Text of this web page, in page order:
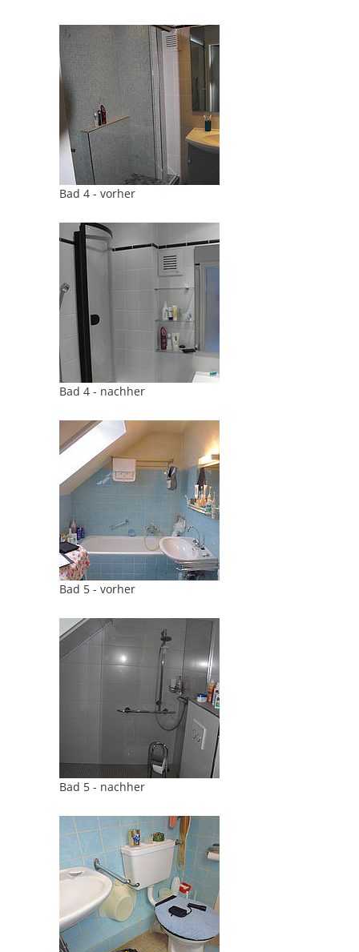
Bad 4 - vorher
Bad 4 - nachher
Bad 5 - vorher
Bad 5 - nachher